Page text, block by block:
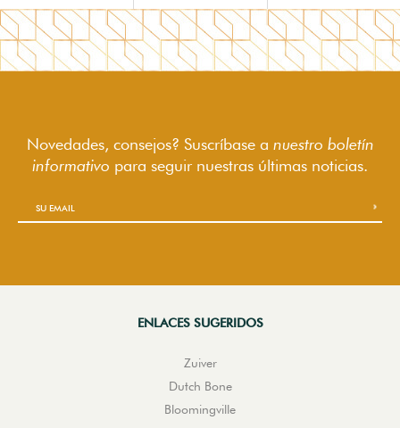
Novedades, consejos? Suscríbase a nuestro boletín
informativo para seguir nuestras últimas noticias.
ENLACES SUGERIDOS
Zuiver
Dutch Bone
Bloomingville